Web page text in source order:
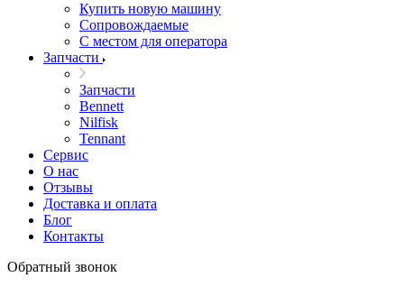
Купить новую машину
Сопровождаемые
С местом для оператора
Запчасти
Запчасти
Bennett
Nilfisk
Tennant
Сервис
О нас
Отзывы
Доставка и оплата
Блог
Контакты
Обратный звонок